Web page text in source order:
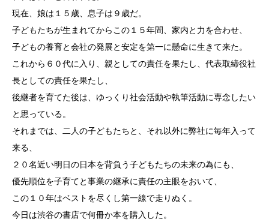
現在、娘は１５歳、息子は９歳だ。
子どもたちが生まれてからこの１５年間、家内と力を合わせ、
子どもの養育と会社の発展と安定を第一に懸命に生きて来た。
これから６０代に入り、親としての責任を果たし、代表取締役社
長としての責任を果たし、
後継者を育てた後は、ゆっくり社会活動や執筆活動に専念したい
と思っている。
それまでは、二人の子どもたちと、それ以外に弊社に毎年入って
来る、
２０名近い明日の日本を背負う子どもたちの未来の為にも、
優先順位を子育てと事業の継承に責任の主眼をおいて、
この１０年はベストを尽くし第一線で走りぬく。
今日は渋谷の書店で何冊か本を購入した。